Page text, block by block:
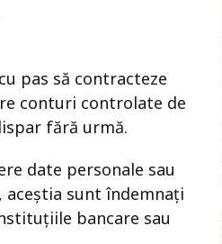
pas să contracteze
conturi controlate de
fără urmă.
date personale sau
aceștia sunt îndemnați
bancare sau